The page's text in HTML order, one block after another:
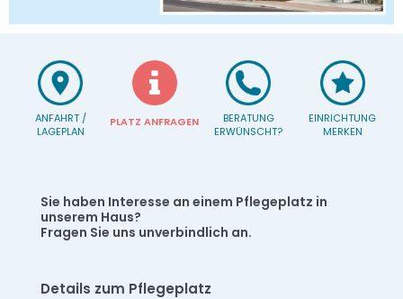
ANFAHRT /
LAGEPLAN
PLATZ ANFRAGEN
BERATUNG
ERWÜNSCHT?
EINRICHTUNG
MERKEN
Sie haben Interesse an einem Pflegeplatz in
unserem Haus?
Fragen Sie uns unverbindlich an.
Details zum Pflegeplatz